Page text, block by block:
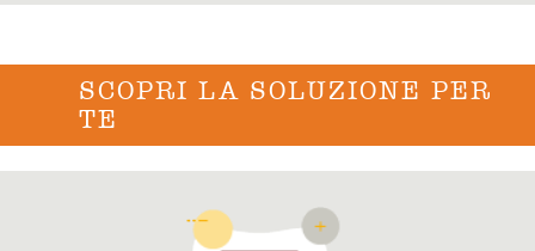
SCOPRI LA SOLUZIONE PER
TE